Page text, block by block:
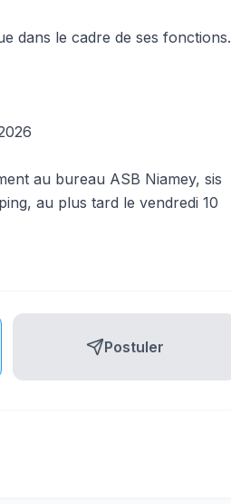
dans le cadre de ses fonctions.
au bureau ASB Niamey, sis
au plus tard le vendredi 10
Postuler